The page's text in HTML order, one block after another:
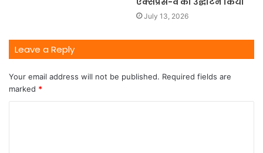
July 13, 2026
Leave a Reply
Your email address will not be published. Required fields are
marked *